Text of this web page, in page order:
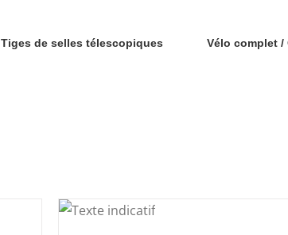
Tiges de selles télescopiques Vélo complet /